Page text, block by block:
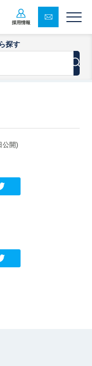
採用情報
探す
公開)